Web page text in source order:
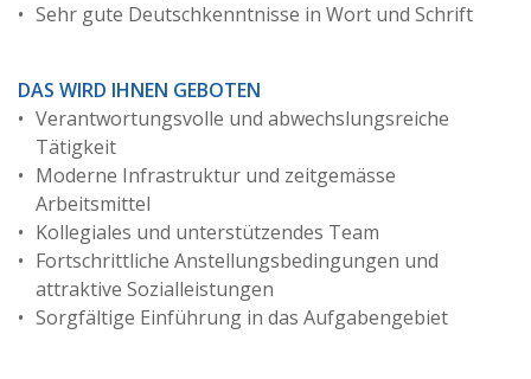
Sehr gute Deutschkenntnisse in Wort und Schrift
DAS WIRD IHNEN GEBOTEN
Verantwortungsvolle und abwechslungsreiche
Tätigkeit
Moderne Infrastruktur und zeitgemässe
Arbeitsmittel
Kollegiales und unterstützendes Team
Fortschrittliche Anstellungsbedingungen und
attraktive Sozialleistungen
Sorgfältige Einführung in das Aufgabengebiet